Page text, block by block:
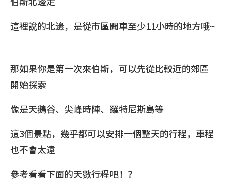
這裡說的北邊，是從市區開車至少11小時的地方哦~
那如果你是第一次來伯斯，可以先從比較近的郊區
開始探索
像是天鵝谷、尖峰時陣、羅特尼斯島等
這3個景點，幾乎都可以安排一個整天的行程，車程
也不會太遠
參考看看下面的天數行程吧！？